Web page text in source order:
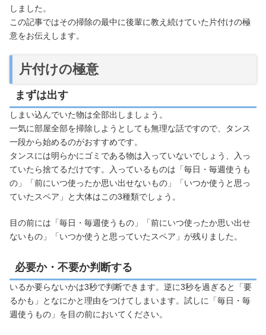
しました。
この記事ではその掃除の最中に後輩に教え続けていた片付けの極
意をお伝えします。
片付けの極意
まずは出す
しまい込んでいた物は全部出しましょう。
一気に部屋全部を掃除しようとしても無理な話ですので、タンス
一段から始めるのがおすすめです。
タンスには明らかにゴミである物は入っていないでしょう、入っ
ていたら捨てるだけです。入っているものは「毎日・毎週使うも
の」「前にいつ使ったか思い出せないもの」「いつか使うと思っ
ていたスペア」と大体はこの3種類でしょう。
目の前には「毎日・毎週使うもの」「前にいつ使ったか思い出せ
ないもの」「いつか使うと思っていたスペア」が残りました。
必要か・不要か判断する
いるか要らないかは3秒で判断できます。逆に3秒を過ぎると「要
るかも」となにかと理由をつけてしまいます。試しに「毎日・毎
週使うもの」を目の前においてください。